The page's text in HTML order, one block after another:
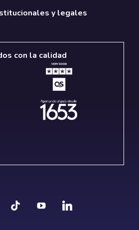
y legales
con la calidad